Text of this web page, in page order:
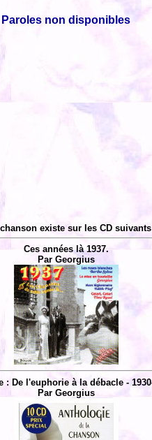
Paroles non disponibles
existe sur les CD
Ces années là 1937.
Par Georgius
: De l'euphorie à la débacle -
Par Georgius